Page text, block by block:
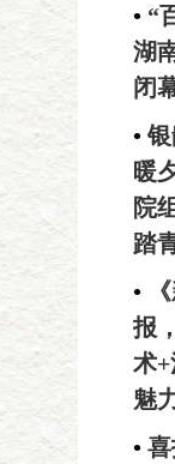
• “
湖
闭
•
暖
院
踏
•
报
术
魅
•